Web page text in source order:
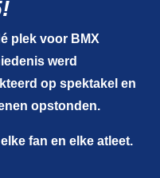
plek voor BMX
werd
op spektakel en
opstonden.
fan en elke atleet.